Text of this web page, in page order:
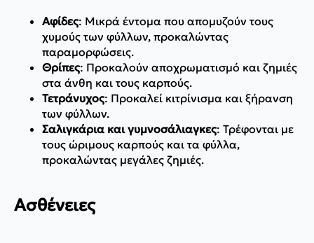
Αφίδες: Μικρά έντομα που απομυζούν τους
χυμούς των φύλλων, προκαλώντας
παραμορφώσεις.
Θρίπες: Προκαλούν αποχρωματισμό και ζημιές
στα άνθη και τους καρπούς.
Τετράνυχος: Προκαλεί κιτρίνισμα και ξήρανση
των φύλλων.
Σαλιγκάρια και γυμνοσάλιαγκες: Τρέφονται με
τους ώριμους καρπούς και τα φύλλα,
προκαλώντας μεγάλες ζημιές.
Ασθένειες